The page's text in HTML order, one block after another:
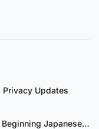
Privacy Updates
New Full Editorial Reviews: TOBIRA Beginning Japanese & QUARTET